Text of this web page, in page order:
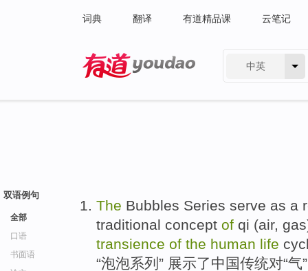
词典 翻译 有道精品课 云笔记
中英
双语例句
全部
口语
书面语
The Bubbles Series serve as a
traditional concept of qi (air,
transience of the human life
“泡泡系列 ” 展示了中国传统对“气”